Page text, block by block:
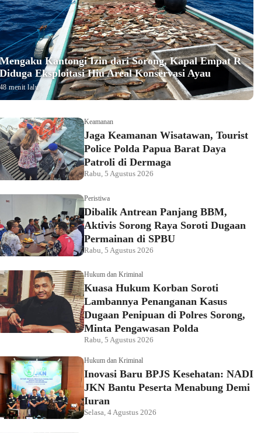
Kantongi Izin dari Sorong, Kapal Empat R
Eksploitasi Hiu Areal Konservasi Ayau
48 menit lalu
Keamanan
Jaga Keamanan Wisatawan, Tourist
Police Polda Papua Barat Daya
Patroli di Dermaga
Rabu, 5 Agustus 2026
Peristiwa
Dibalik Antrean Panjang BBM,
Aktivis Sorong Raya Soroti Dugaan
Permainan di SPBU
Rabu, 5 Agustus 2026
Hukum dan Kriminal
Kuasa Hukum Korban Soroti
Lambannya Penanganan Kasus
Dugaan Penipuan di Polres Sorong,
Minta Pengawasan Polda
Rabu, 5 Agustus 2026
Hukum dan Kriminal
Inovasi Baru BPJS Kesehatan: NADI
JKN Bantu Peserta Menabung Demi
Iuran
Selasa, 4 Agustus 2026